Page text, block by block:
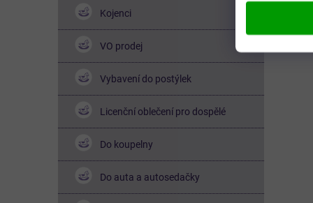
Kojenci
VO prodej
Vybavení do postýlek
Licenční oblečení pro dospělé
Do koupelny
Do auta a autosedačky